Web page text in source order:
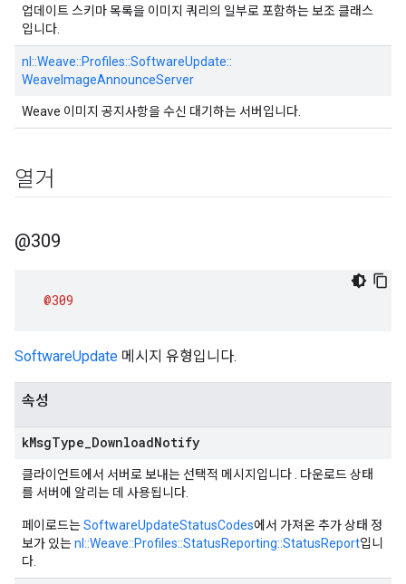
업데이트 스키마 목록을 이미지 쿼리의 일부로 포함하는 보조 클래스
입니다.
nl::Weave::Profiles::SoftwareUpdate::
WeaveImageAnnounceServer
Weave 이미지 공지사항을 수신 대기하는 서버입니다.
열거
@309
@309
SoftwareUpdate 메시지 유형입니다.
속성
kMsgType DownloadNotify
클라이언트에서 서버로 보내는 선택적 메시지입니다 . 다운로드 상태
를 서버에 알리는 데 사용됩니다.
페이로드는SoftwareUpdateStatusCodes에서 가져온 추가 상태 정
보가 있는nl::Weave::Profiles::StatusReporting::StatusReport입니
다.